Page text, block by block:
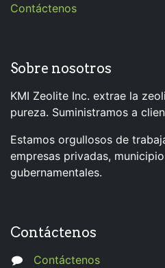
Contáctenos
Sobre nosotros
KMI Zeolite Inc. extrae la
pureza. Suministramos a
Estamos orgullosos de
empresas privadas,
gubernamentales.
Contáctenos
Contáctenos